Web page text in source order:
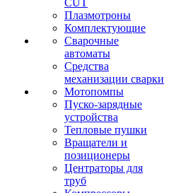
CUT
Плазмотроны
Комплектующие
Сварочные
автоматы
Средства
механизации сварки
Мотопомпы
Пуско-зарядные
устройства
Тепловые пушки
Вращатели и
позиционеры
Центраторы для
труб